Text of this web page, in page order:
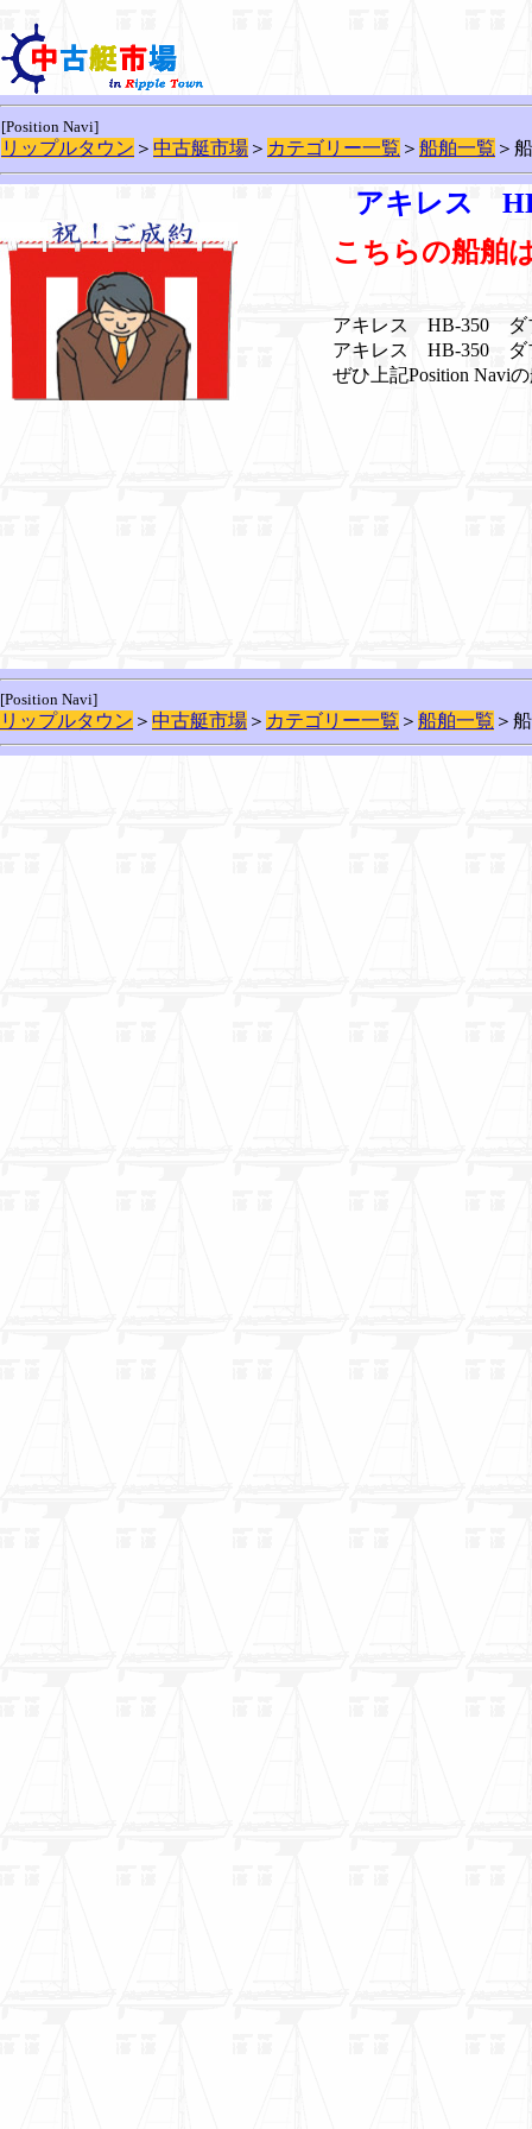
[Position Navi]
リップルタウン ＞ 中古艇市場 ＞ カテゴリー一覧 ＞ 船舶一覧 ＞
アキレス
こちらの船舶
アキレス HB-350 ダ
アキレス HB-350 ダ
ぜひ上記Position Navi
[Position Navi]
リップルタウン ＞ 中古艇市場 ＞ カテゴリー一覧 ＞ 船舶一覧 ＞